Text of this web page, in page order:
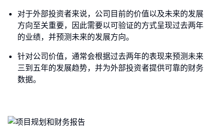
对于外部投资者来说，公司目前的价值以及未来的发展
方向至关重要，因此需要以可验证的方式呈现过去两年
的业绩，并预测未来的发展方向。
针对公司价值，通常会根据过去两年的表现来预测未来
三到五年的发展趋势，并为外部投资者提供可靠的财务
数据。